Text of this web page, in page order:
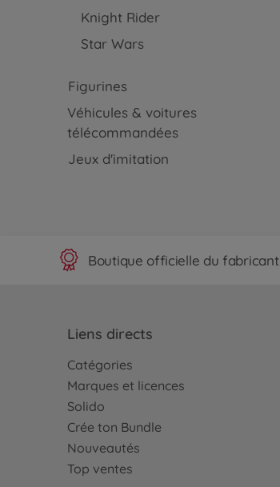
Knight Rider
Star Wars
Figurines
Véhicules & voitures
télécommandées
Jeux d'imitation
Boutique officielle du fabricant
Liens directs
Catégories
Marques et licences
Solido
Crée ton Bundle
Nouveautés
Top ventes